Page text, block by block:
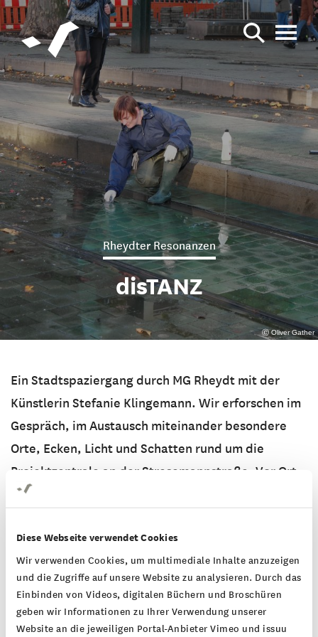
Diese Webseite verwendet Cookies
Wir verwenden Cookies, um multimediale Inhalte anzuzeigen
und die Zugriffe auf unsere Website zu analysieren. Durch das
Einbinden von Videos, digitalen Büchern und Broschüren
geben wir Informationen zu Ihrer Verwendung unserer
Website an die jeweiligen Portal-Anbieter Vimeo und issuu
Ⓒ Oliver Gather
Rheydter Resonanzen
disTANZ
Ein Stadtspaziergang durch MG Rheydt mit der
Künstlerin Stefanie Klingemann. Wir erforschen im
Gespräch, im Austausch miteinander besondere
Orte, Ecken, Licht und Schatten rund um die
Projektzentrale an der Stresemannstraße. Vor Ort
werden wir im Dialog gemeinsam Zeichnungen auf
Abstandhalten kreativ manifestieren und hier und
da eine neue Choreographie durch den öffentlichen
Raum ermöglichen. Wege gehen, begehen,
entdecken, aufzeichnen, aufzeigen, draufsteigen.